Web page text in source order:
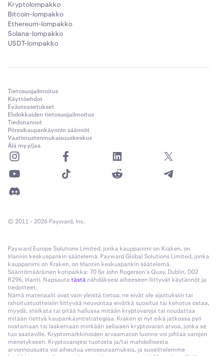
Kryptolompakko
Bitcoin-lompakko
Ethereum-lompakko
Solana-lompakko
USDT-lompakko
Tietosuojailmoitus
Käyttöehdot
Evästeasetukset
Ehdokkaiden tietosuojailmoitus
Tiedonannot
Pörssikaupankäynnin säännöt
Vaatimustenmukaisuuskeskus
Älä myy/jaa
© 2011 - 2026 Payward, Inc.
Payward Europe Solutions Limited, jonka kauppanimi on Kraken, on
Irlannin keskuspankin säätelemä. Payward Global Solutions Limited, jonka
kauppanimi on Kraken, on Irlannin keskuspankin säätelemä.
Sääntömääräinen kotipaikka: 70 Sir John Rogerson’s Quay, Dublin, D02
R296, Irlanti. Napsautatästä nähdäksesi aiheeseen liittyvät käytännöt ja
tiedotteet.
Nämä materiaalit ovat vain yleistä tietoa; ne eivät ole sijoituksiin tai
rahoitustuotteisiin liittyvää neuvontaa eivätkä suositus tai kehotus ostaa,
myydä, steikata tai pitää hallussa mitään kryptovaroja tai noudattaa
mitään tiettyä kaupankäyntistrategiaa. Kraken ei nyt eikä jatkossa pyri
nostamaan tai laskemaan minkään sellaisen kryptovaran arvoa, jonka se
tuo saataville. Kryptomarkkinoiden arvaamaton luonne voi johtaa varojen
menetykseen. Kryptovarojesi tuotosta ja/tai mahdollisesta
arvonnoususta voi aiheutua veroseuraamuksia, ja suosittelemme